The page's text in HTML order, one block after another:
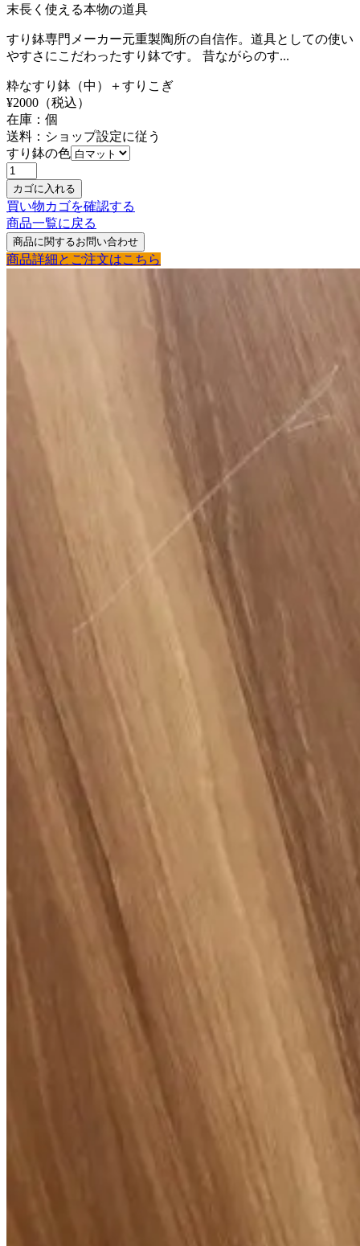
末長く使える本物の道具
すり鉢専門メーカー元重製陶所の自信作。道具としての使い
やすさにこだわったすり鉢です。 昔ながらのす...
粋なすり鉢（中）＋すりこぎ
¥2000 （税込）
在庫： 個
送料：ショップ設定に従う
すり鉢の色
買い物カゴを確認する
商品一覧に戻る
商品詳細とご注文はこちら